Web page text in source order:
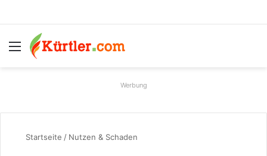
Menü
Werbung
Startseite / Nutzen & Schaden